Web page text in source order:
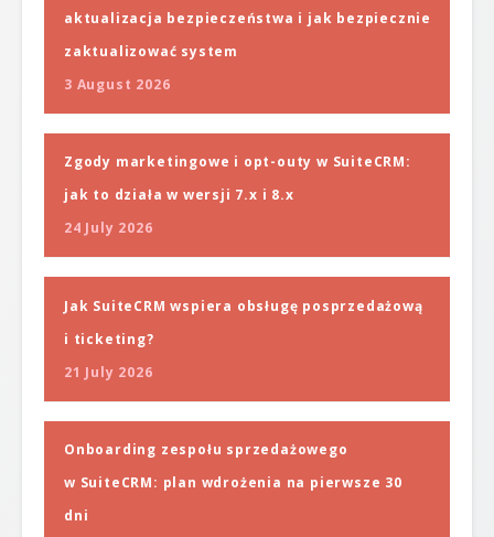
aktualizacja bezpieczeństwa i jak bezpiecznie
zaktualizować system
3 August 2026
Zgody marketingowe i opt-outy w SuiteCRM:
jak to działa w wersji 7.x i 8.x
24 July 2026
Jak SuiteCRM wspiera obsługę posprzedażową
i ticketing?
21 July 2026
Onboarding zespołu sprzedażowego
w SuiteCRM: plan wdrożenia na pierwsze 30
dni